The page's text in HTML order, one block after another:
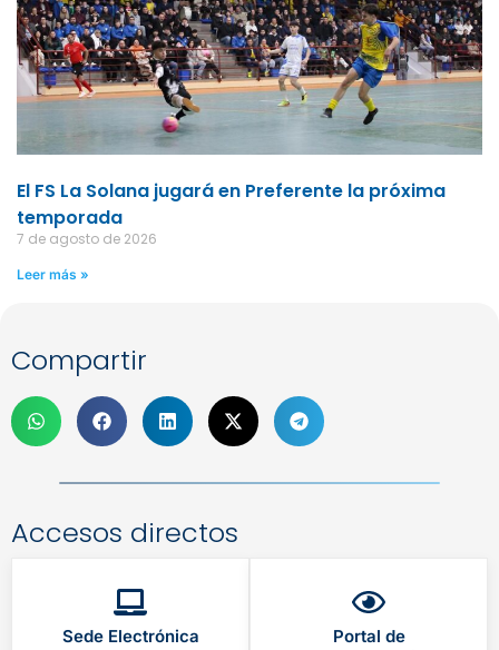
El FS La Solana jugará en Preferente la próxima
temporada
7 de agosto de 2026
Leer más »
Compartir
Accesos directos
Sede Electrónica
Portal de